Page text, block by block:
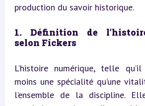
production du savoir historique.
1. Définition de
selon Fickers
L’histoire numérique, telle
moins une spécialité qu’une
l’ensemble de la discipline.